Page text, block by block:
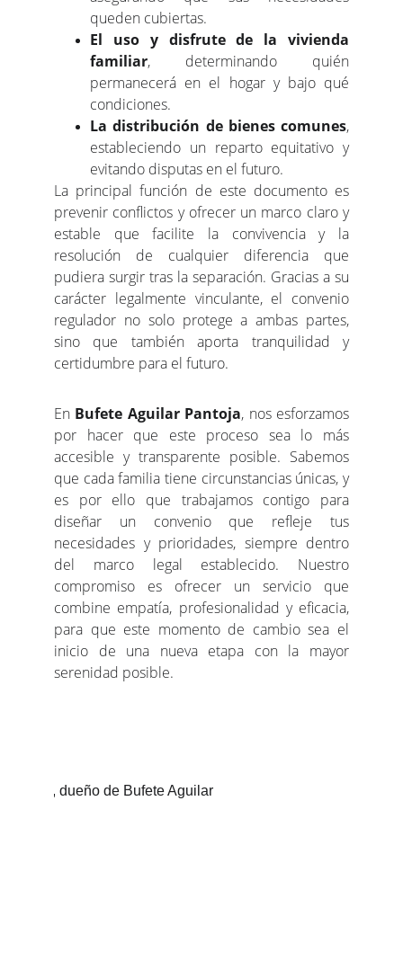
queden cubiertas.
El uso y disfrute de la vivienda
familiar, determinando quién
permanecerá en el hogar y bajo qué
condiciones.
La distribución de bienes comunes,
estableciendo un reparto equitativo y
evitando disputas en el futuro.
La principal función de este documento es
prevenir conflictos y ofrecer un marco claro y
estable que facilite la convivencia y la
resolución de cualquier diferencia que
pudiera surgir tras la separación. Gracias a su
carácter legalmente vinculante, el convenio
regulador no solo protege a ambas partes,
sino que también aporta tranquilidad y
certidumbre para el futuro.
En Bufete Aguilar Pantoja, nos esforzamos
por hacer que este proceso sea lo más
accesible y transparente posible. Sabemos
que cada familia tiene circunstancias únicas, y
es por ello que trabajamos contigo para
diseñar un convenio que refleje tus
necesidades y prioridades, siempre dentro
del marco legal establecido. Nuestro
compromiso es ofrecer un servicio que
combine empatía, profesionalidad y eficacia,
para que este momento de cambio sea el
inicio de una nueva etapa con la mayor
serenidad posible.